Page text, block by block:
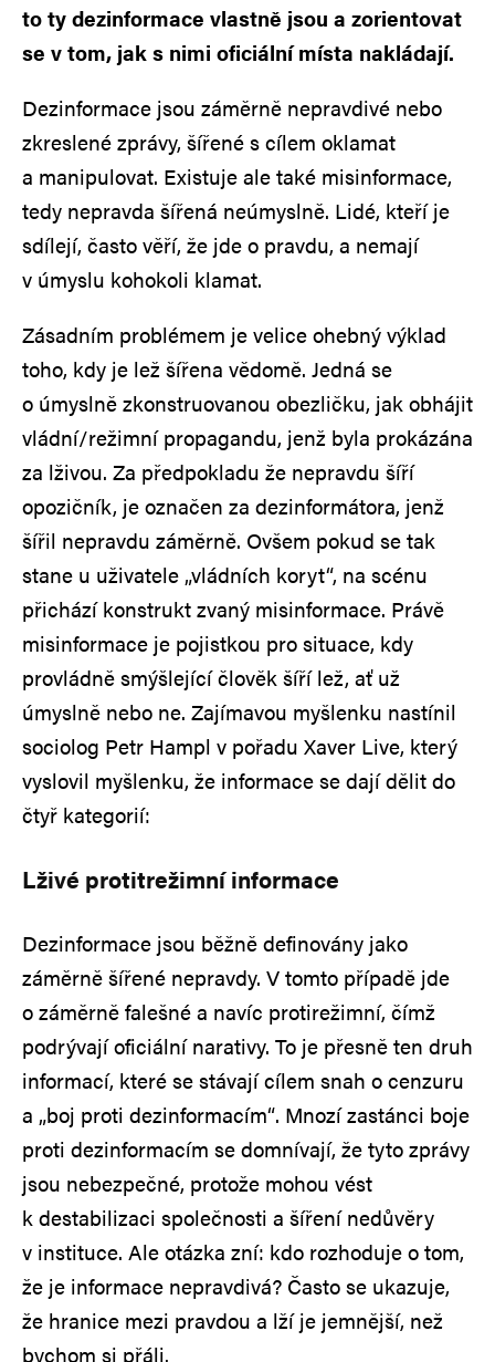
to ty dezinformace vlastně jsou a zorientovat
se v tom, jak s nimi oficiální místa nakládají.
Dezinformace jsou záměrně nepravdivé nebo
zkreslené zprávy, šířené s cílem oklamat
a manipulovat. Existuje ale také misinformace,
tedy nepravda šířená neúmyslně. Lidé, kteří je
sdílejí, často věří, že jde o pravdu, a nemají
v úmyslu kohokoli klamat.
Zásadním problémem je velice ohebný výklad
toho, kdy je lež šířena vědomě. Jedná se
o úmyslně zkonstruovanou obezličku, jak obhájit
vládní/režimní propagandu, jenž byla prokázána
za lživou. Za předpokladu že nepravdu šíří
opozičník, je označen za dezinformátora, jenž
šířil nepravdu záměrně. Ovšem pokud se tak
stane u uživatele „vládních koryt“, na scénu
přichází konstrukt zvaný misinformace. Právě
misinformace je pojistkou pro situace, kdy
provládně smýšlející člověk šíří lež, ať už
úmyslně nebo ne. Zajímavou myšlenku nastínil
sociolog Petr Hampl v pořadu Xaver Live, který
vyslovil myšlenku, že informace se dají dělit do
čtyř kategorií:
Lživé protitrežimní informace
Dezinformace jsou běžně definovány jako
záměrně šířené nepravdy. V tomto případě jde
o záměrně falešné a navíc protirežimní, čímž
podrývají oficiální narativy. To je přesně ten druh
informací, které se stávají cílem snah o cenzuru
a „boj proti dezinformacím“. Mnozí zastánci boje
proti dezinformacím se domnívají, že tyto zprávy
jsou nebezpečné, protože mohou vést
k destabilizaci společnosti a šíření nedůvěry
v instituce. Ale otázka zní: kdo rozhoduje o tom,
že je informace nepravdivá? Často se ukazuje,
že hranice mezi pravdou a lží je jemnější, než
bychom si přáli.